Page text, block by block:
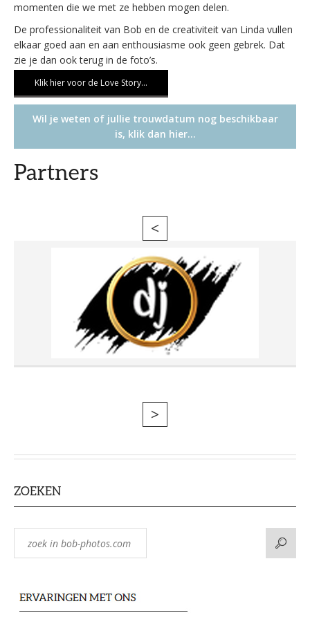
momenten die we met ze hebben mogen delen.
De professionaliteit van Bob en de creativiteit van Linda vullen
elkaar goed aan en aan enthousiasme ook geen gebrek. Dat
zie je dan ook terug in de foto’s.
Klik hier voor de Love Story…
Wil je weten of jullie trouwdatum nog beschikbaar
is, klik dan hier…
Partners
<
>
ZOEKEN